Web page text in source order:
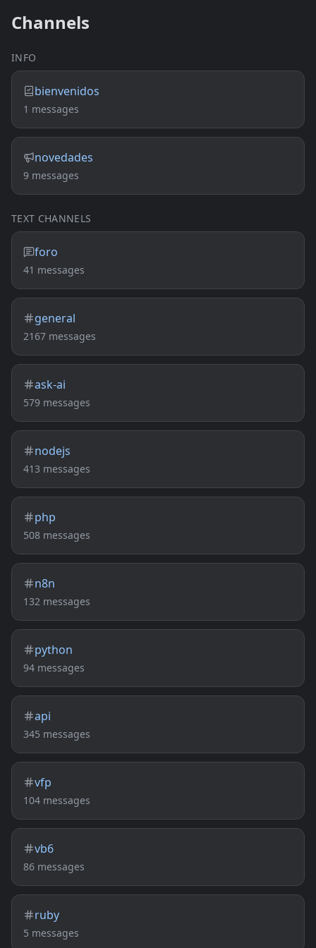
Channels
INFO
bienvenidos
1 messages
novedades
9 messages
TEXT CHANNELS
foro
41 messages
general
2167 messages
ask-ai
579 messages
nodejs
413 messages
php
508 messages
n8n
132 messages
python
94 messages
api
345 messages
vfp
104 messages
vb6
86 messages
ruby
5 messages